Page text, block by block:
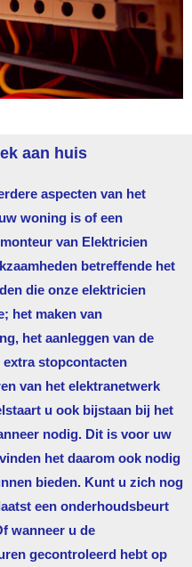
aan huis
aspecten van het
woning is of een
van Elektricien
betreffende het
die onze elektricien
het maken van
het aanleggen van de
stopcontacten
van het elektranetwerk
u ook bijstaan bij het
nodig. Dit is voor uw
het daarom ook nodig
bieden. Kunt u zich nog
een onderhoudsbeurt
wanneer u de
gecontroleerd hebt op